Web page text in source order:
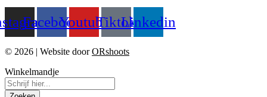
FacebookYoutubeTiktokLinkedin
© 2026 | Website doorORshoots
Winkelmandje